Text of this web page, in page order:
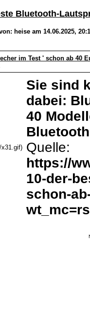
Bluetooth-
heise am 14.06.2025,
im Test ' schon ab 40
x31.gif)
Sie sind
dabei:
40
Quelle:
https://
10-der-
schon-